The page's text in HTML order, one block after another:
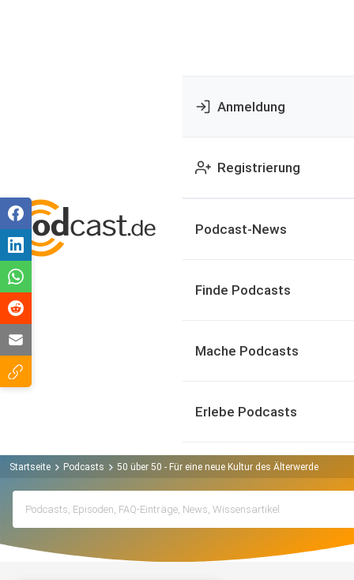
Anmeldung
Registrierung
Podcast-News
Finde Podcasts
Mache Podcasts
Erlebe Podcasts
Startseite Podcasts 50 über 50 - Für eine neue Kultur des Älterwerdens